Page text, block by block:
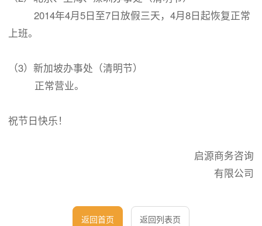
2014年4月5日至7日放假三天，4月8日起恢复正常
上班。
（3）新加坡办事处（清明节）
正常营业。
祝节日快乐！
启源商务咨询
有限公司
返回首页 返回列表页